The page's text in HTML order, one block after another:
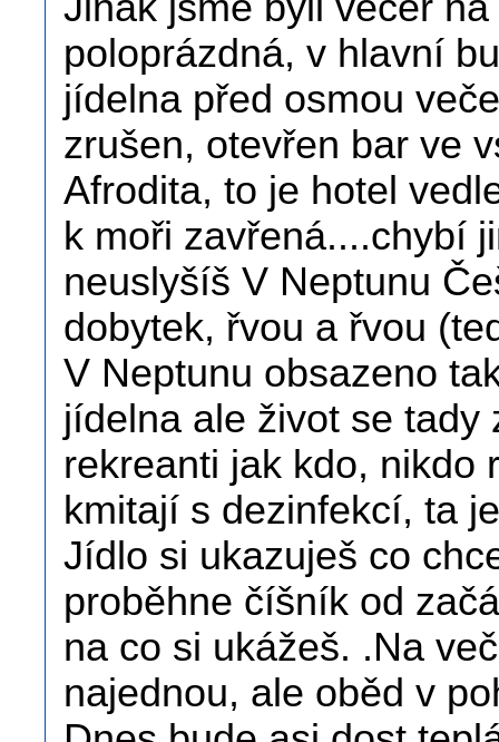
poloprázdná, v hlavní
jídelna před osmou
zrušen, otevřen bar ve
Afrodita, to je hotel
k moři zavřená....chybí
neuslyšíš V Neptunu
dobytek, řvou a řvou
V Neptunu obsazeno
jídelna ale život se
rekreanti jak kdo, nikdo
kmitají s dezinfekcí, ta
Jídlo si ukazuješ co
proběhne číšník od
na co si ukážeš. .Na
najednou, ale oběd v